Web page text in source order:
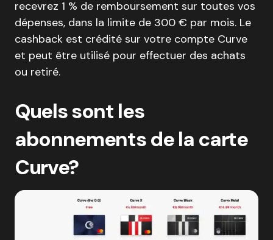
recevrez 1 % de remboursement sur toutes vos
dépenses, dans la limite de 300 € par mois. Le
cashback est crédité sur votre compte Curve
et peut être utilisé pour effectuer des achats
ou retiré.
Quels sont les
abonnements de la carte
Curve?